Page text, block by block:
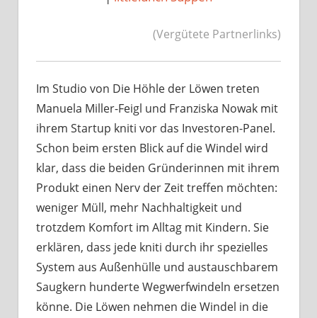
(Vergütete Partnerlinks)
Im Studio von Die Höhle der Löwen treten
Manuela Miller-Feigl und Franziska Nowak mit
ihrem Startup kniti vor das Investoren-Panel.
Schon beim ersten Blick auf die Windel wird
klar, dass die beiden Gründerinnen mit ihrem
Produkt einen Nerv der Zeit treffen möchten:
weniger Müll, mehr Nachhaltigkeit und
trotzdem Komfort im Alltag mit Kindern. Sie
erklären, dass jede kniti durch ihr spezielles
System aus Außenhülle und austauschbarem
Saugkern hunderte Wegwerfwindeln ersetzen
könne. Die Löwen nehmen die Windel in die